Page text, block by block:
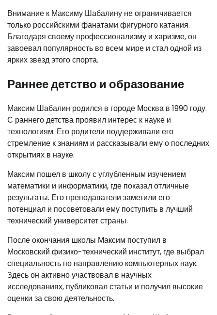
Внимание к Максиму Шабалину не ограничивается
только российскими фанатами фигурного катания.
Благодаря своему профессионализму и харизме, он
завоевал популярность во всем мире и стал одной из
ярких звезд этого спорта.
Раннее детство и образование
Максим Шабалин родился в городе Москва в 1990 году.
С раннего детства проявил интерес к науке и
технологиям. Его родители поддерживали его
стремление к знаниям и рассказывали ему о последних
открытиях в науке.
Максим пошел в школу с углубленным изучением
математики и информатики, где показал отличные
результаты. Его преподаватели заметили его
потенциал и посоветовали ему поступить в лучший
технический университет страны.
После окончания школы Максим поступил в
Московский физико-технический институт, где выбрал
специальность по направлению компьютерных наук.
Здесь он активно участвовал в научных
исследованиях, публиковал статьи и получил высокие
оценки за свою деятельность.